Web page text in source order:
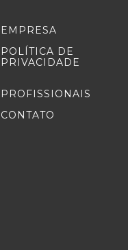
EMPRESA
POLÍTICA DE
PRIVACIDADE
PROFISSIONAIS
CONTATO